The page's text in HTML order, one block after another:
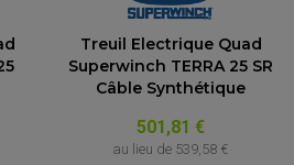
Treuil Electrique Quad
Superwinch TERRA 25 SR
Câble Synthétique
501,81 €
au lieu de 539,58 €